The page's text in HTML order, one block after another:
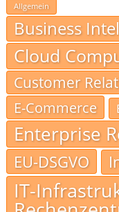
Allgemein
Business
Cloud
Customer
E-Commerce
Enterprise
EU-DSGVO
IT-